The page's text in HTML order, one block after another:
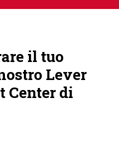
il tuo
Lever
Center di